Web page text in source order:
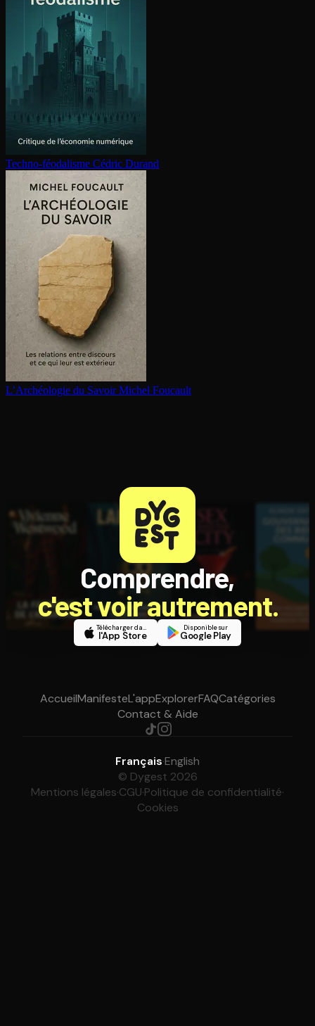
Techno-féodalisme Cédric Durand
L’Archéologie du Savoir Michel Foucault
Comprendre,
c'est voir autrement.
Télécharger dans
l'App Store
Disponible sur
Google Play
AccueilManifesteL'appExplorerFAQCatégories
Contact & Aide
Français·English
© Dygest 2026
Mentions légales·CGU·Politique de confidentialité·
Cookies